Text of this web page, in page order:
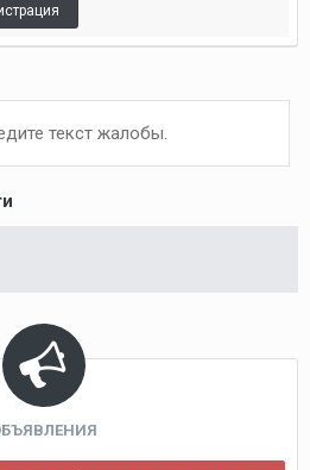
текст жалобы.